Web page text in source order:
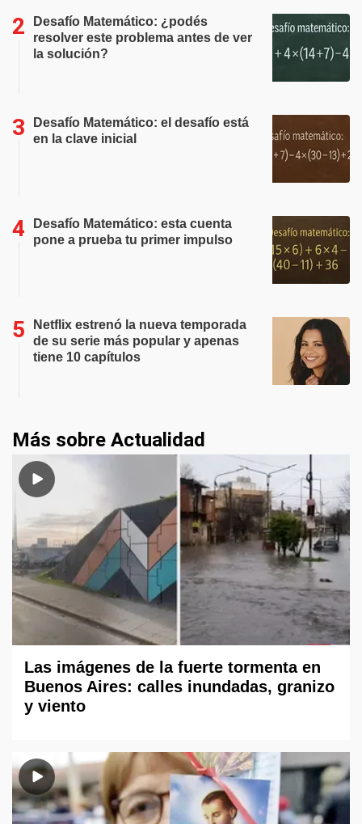
Desafío Matemático: ¿podés
resolver este problema antes de ver
la solución?
Desafío Matemático: el desafío está
en la clave inicial
Desafío Matemático: esta cuenta
pone a prueba tu primer impulso
Netflix estrenó la nueva temporada
de su serie más popular y apenas
tiene 10 capítulos
Más sobre Actualidad
Las imágenes de la fuerte tormenta en
Buenos Aires: calles inundadas, granizo
y viento